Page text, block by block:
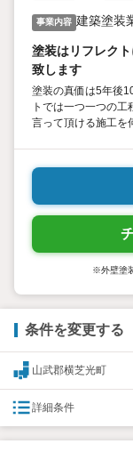
事業内容 建築塗装
塗装はリフレク
致します
塗装の真価は5年後
トでは一つ一つの工
言って頂ける施工を
※外壁塗
条件を変更する
山武郡横芝光町
詳細条件